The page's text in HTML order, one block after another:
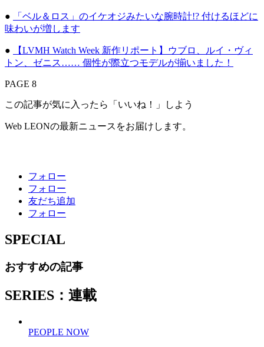
●
「ベル＆ロス」のイケオジみたいな腕時計!? 付けるほどに
味わいが増します
●
【LVMH Watch Week 新作リポート】ウブロ、ルイ・ヴィ
トン、ゼニス…… 個性が際立つモデルが揃いました！
PAGE 8
この記事が気に入ったら「いいね！」しよう
Web LEONの最新ニュースをお届けします。
フォロー
フォロー
友だち追加
フォロー
SPECIAL
おすすめの記事
SERIES：連載
PEOPLE NOW